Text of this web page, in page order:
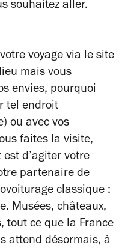
souhaitez aller.
voyage via le site
mais vous
envies, pourquoi
tel endroit
ou avec vos
faites la visite,
d’agiter votre
partenaire de
classique :
Musées, châteaux,
tout ce que la France
attend désormais, à